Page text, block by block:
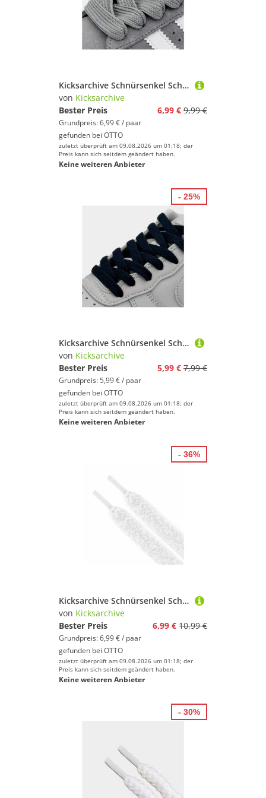
Kicksarchive Schnürsenkel Schnürsenkel flache breite SCHNÜRSENKEL 15mm breit Campus 00s Sneaker, flache breite Sneaker Schnürsenkel 120cm, 140cm
von Kicksarchive
Bester Preis
6,99 € 9,99 €
Grundpreis: 6,99 € / paar
gefunden bei OTTO
zuletzt überprüft am 09.08.2026 um 01:18; der
Preis kann sich seitdem geändert haben.
Keine weiteren Anbieter
Kicksarchive Schnürsenkel Schnürsenkel flach Premium Flat Laces - Sneaker Flachsenkel 7mm, Sneaker Schnürsenkel 120cm, 140cm, 160cm
von Kicksarchive
Bester Preis
5,99 € 7,99 €
Grundpreis: 5,99 € / paar
gefunden bei OTTO
zuletzt überprüft am 09.08.2026 um 01:18; der
Preis kann sich seitdem geändert haben.
Keine weiteren Anbieter
- 25%
Kicksarchive Schnürsenkel Schnürsenkel Fuzzy Fluffy Laces Campus 00s Air Force Laces 15mm breit, Sneaker Schnürsenkel 120cm, 140cm
von Kicksarchive
Bester Preis
6,99 € 10,99 €
Grundpreis: 6,99 € / paar
gefunden bei OTTO
zuletzt überprüft am 09.08.2026 um 01:18; der
Preis kann sich seitdem geändert haben.
Keine weiteren Anbieter
- 36%
- 30%